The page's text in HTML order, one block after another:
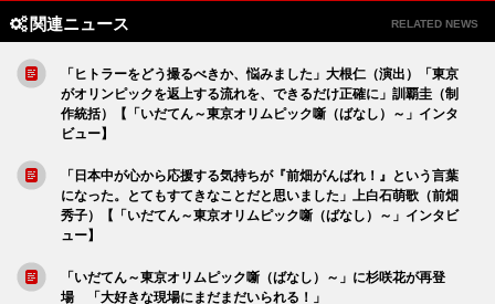
関連ニュース RELATED NEWS
「ヒトラーをどう撮るべきか、悩みました」大根仁（演出）「東京
がオリンピックを返上する流れを、できるだけ正確に」訓覇圭（制
作統括）【「いだてん～東京オリムピック噺（ばなし）～」インタ
ビュー】
「日本中が心から応援する気持ちが『前畑がんばれ！』という言葉
になった。とてもすてきなことだと思いました」上白石萌歌（前畑
秀子）【「いだてん～東京オリムピック噺（ばなし）～」インタビ
ュー】
「いだてん～東京オリムピック噺（ばなし）～」に杉咲花が再登
場 「大好きな現場にまだまだいられる！」